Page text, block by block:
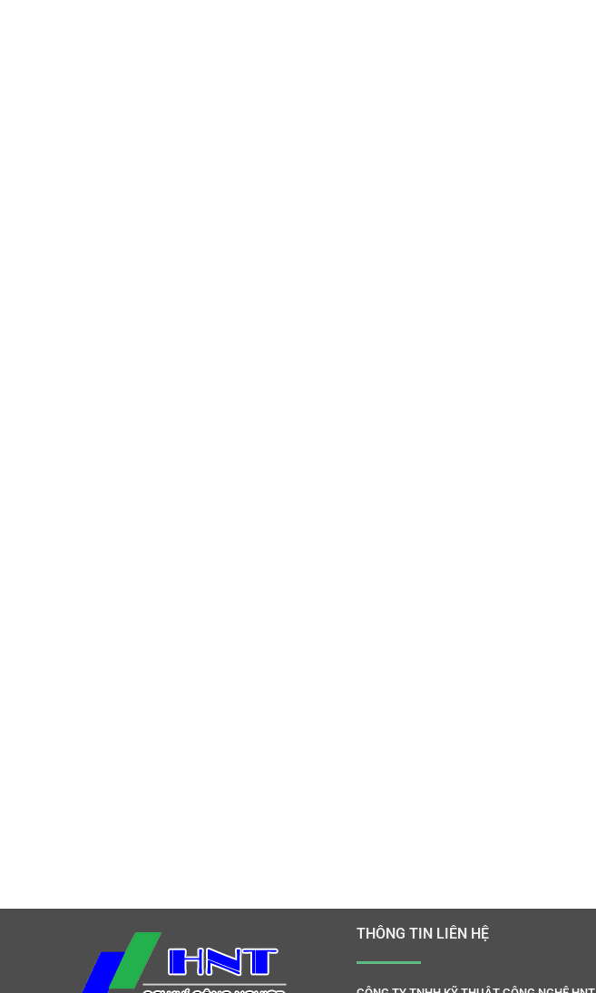
THÔNG TIN LIÊN HỆ